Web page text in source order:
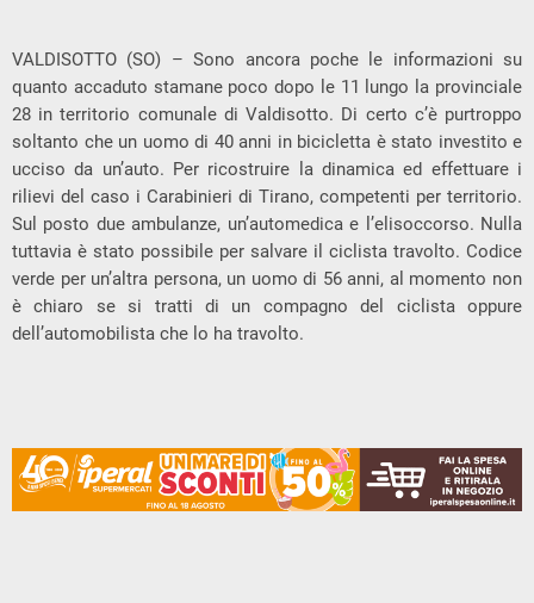
VALDISOTTO (SO) – Sono ancora poche le informazioni su
quanto accaduto stamane poco dopo le 11 lungo la provinciale
28 in territorio comunale di Valdisotto. Di certo c’è purtroppo
soltanto che un uomo di 40 anni in bicicletta è stato investito e
ucciso da un’auto. Per ricostruire la dinamica ed effettuare i
rilievi del caso i Carabinieri di Tirano, competenti per territorio.
Sul posto due ambulanze, un’automedica e l’elisoccorso. Nulla
tuttavia è stato possibile per salvare il ciclista travolto. Codice
verde per un’altra persona, un uomo di 56 anni, al momento non
è chiaro se si tratti di un compagno del ciclista oppure
dell’automobilista che lo ha travolto.